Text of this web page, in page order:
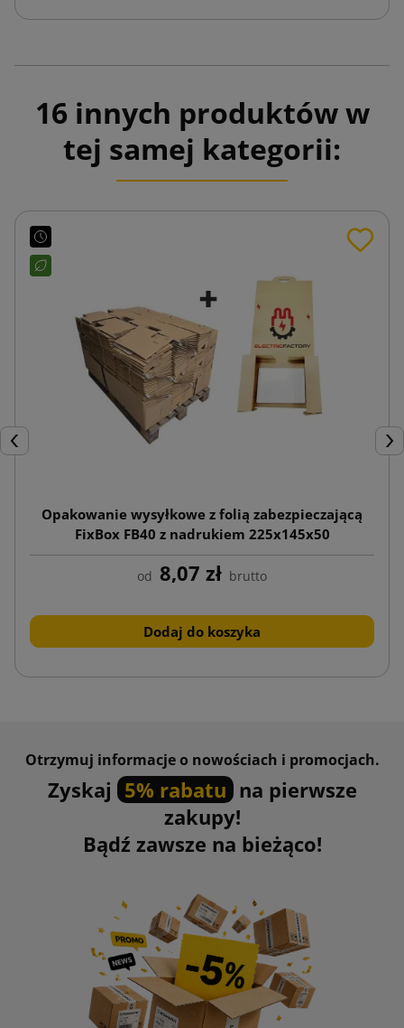
16 innych produktów w
tej samej kategorii:
Poprzedni
Opakowanie wysyłkowe z folią zabezpieczającą
FixBox FB40 z nadrukiem 225x145x50
od 8,07 zł brutto
Dodaj do koszyka
Otrzymuj informacje o nowościach i promocjach.
Zyskaj 5% rabatu na pierwsze
zakupy!
Bądź zawsze na bieżąco!